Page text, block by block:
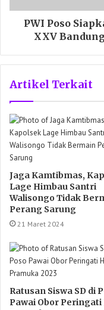
PWI Poso
XXV
Artikel Terkait
Jaga Kamtibmas,
Lage Himbau Santri
Walisongo Tidak
Perang Sarung
21 Maret 2024
Ratusan Siswa SD di
Pawai Obor Peringati